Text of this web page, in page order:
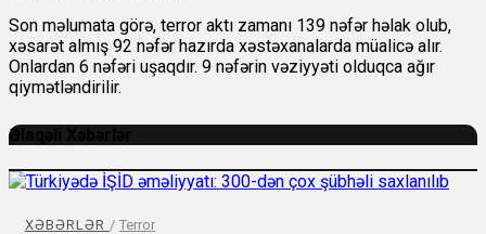
Son məlumata görə, terror aktı zamanı 139 nəfər həlak olub,
xəsarət almış 92 nəfər hazırda xəstəxanalarda müalicə alır.
Onlardan 6 nəfəri uşaqdır. 9 nəfərin vəziyyəti olduqca ağır
qiymətləndirilir.
Əlaqəli Xəbərlər
XƏBƏRLƏR / Terror